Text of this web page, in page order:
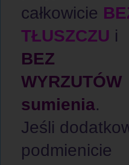
całkowicie
TŁUSZCZU i
BEZ
WYRZUTÓW
sumienia.
Jeśli
podmienicie